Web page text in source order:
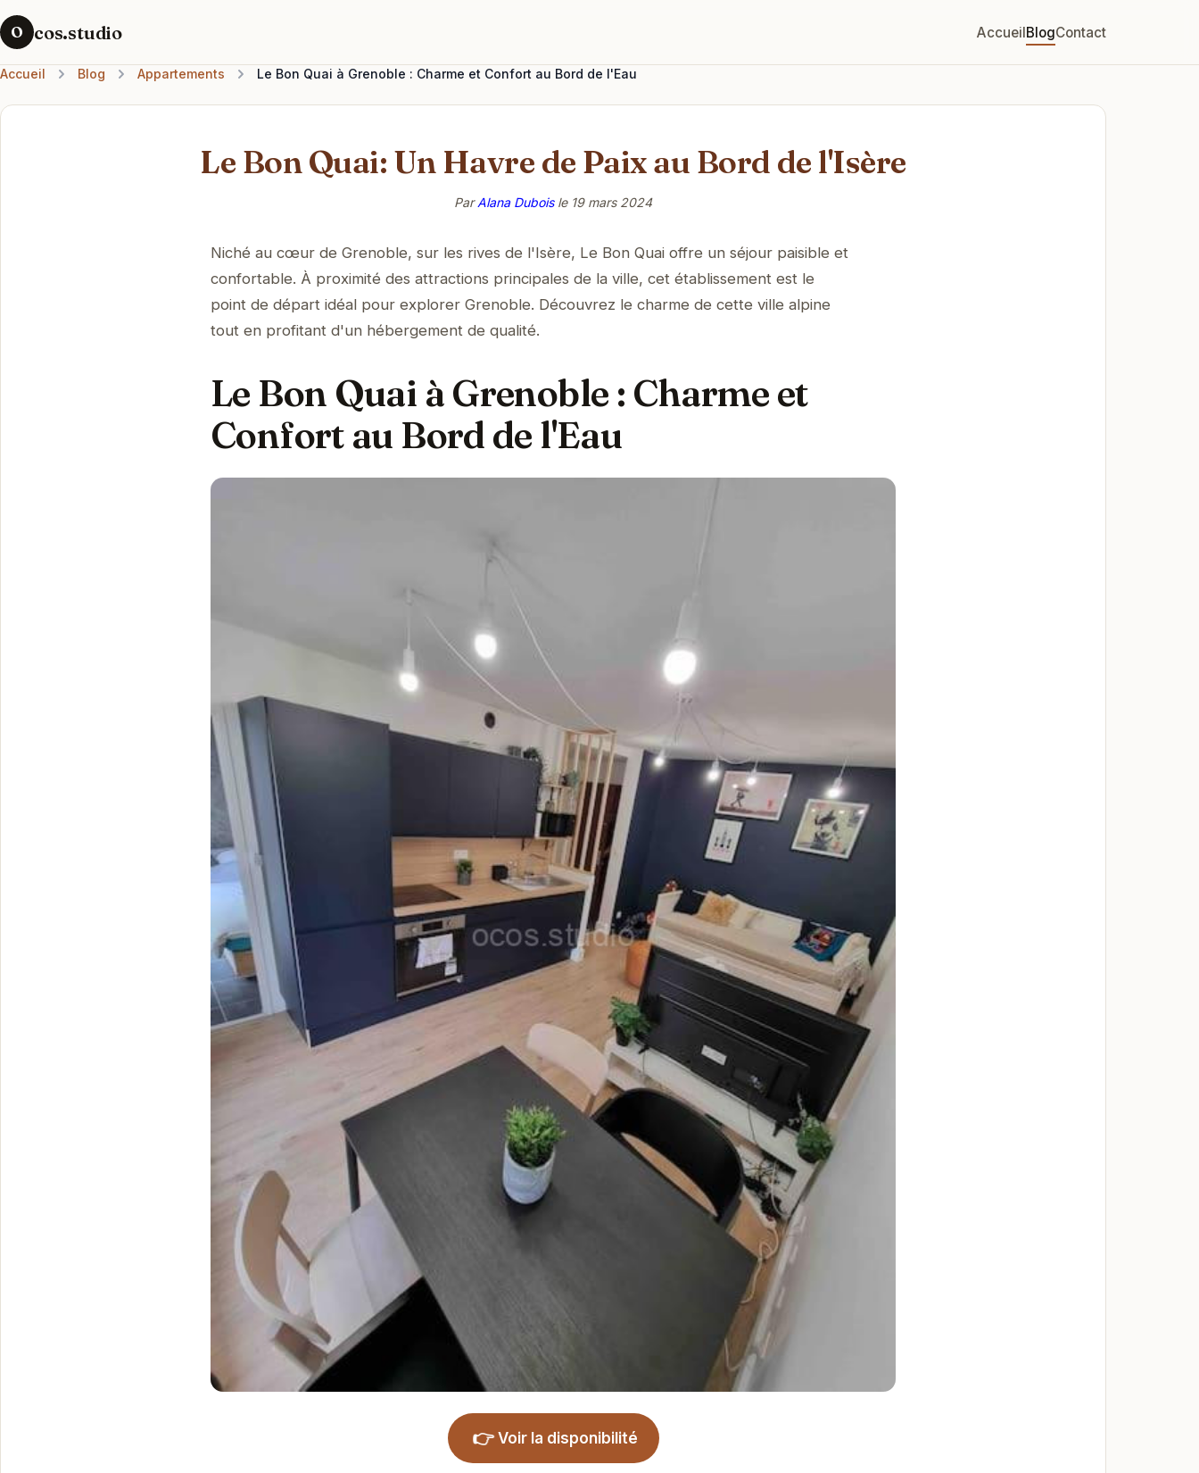
O cos.studio AccueilBlogContact
Accueil Blog Appartements Le Bon Quai à Grenoble : Charme et Confort au Bord de l'Eau
Le Bon Quai: Un Havre de Paix au Bord de l'Isère
ParAlana Duboisle 19 mars 2024
Niché au cœur de Grenoble, sur les rives de l'Isère, Le Bon Quai offre un séjour paisible et
confortable. À proximité des attractions principales de la ville, cet établissement est le
point de départ idéal pour explorer Grenoble. Découvrez le charme de cette ville alpine
tout en profitant d'un hébergement de qualité.
Le Bon Quai à Grenoble : Charme et
Confort au Bord de l'Eau
👉 Voir la disponibilité